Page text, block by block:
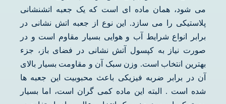
می شود، همان ماده ای است که یک جعبه اتشنشانی
پلاستیکی را می سازد. این نوع از جعبه اتش نشانی در
برابر انواع شرایط آب و هوایی بسیار مقاوم است و در
صورت نیاز به کپسول آتش نشانی در فضای باز، جزء
بهترین انتخاب است. وزن سبک آن و مقاومت بسیار بالای
آن در برابر ضربه فیزیکی باعث محبوبیت این جعبه ها
شده است . البته این ماده کمی گران است، اما بسیار